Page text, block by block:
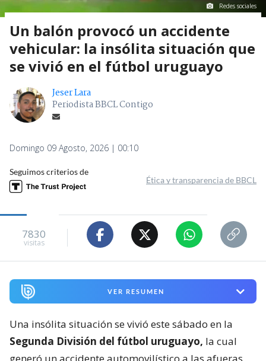
Redes sociales
Un balón provocó un accidente
vehicular: la insólita situación que
se vivió en el fútbol uruguayo
Jeser Lara
Periodista BBCL Contigo
Domingo 09 Agosto, 2026 | 00:10
Seguimos criterios de
Ética y transparencia de BBCL
7830
visitas
VER RESUMEN
Una insólita situación se vivió este sábado en la
Segunda División del fútbol uruguayo, la cual